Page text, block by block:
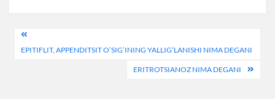
Post
menyusi
EPITIFLIT, APPENDITSIT O’SIG’INING YALLIG’LANISHI NIMA DEGANI
ERITROTSIANOZ NIMA DEGANI